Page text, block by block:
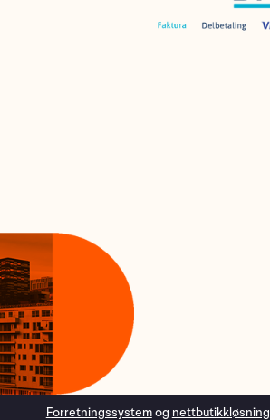
Forretningssystemog nettbutikkløsning